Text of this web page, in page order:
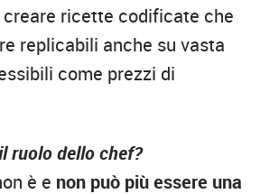
ricette codificate che
replicabili anche su vasta
come prezzi di
ruolo dello chef?
è e non può più essere una